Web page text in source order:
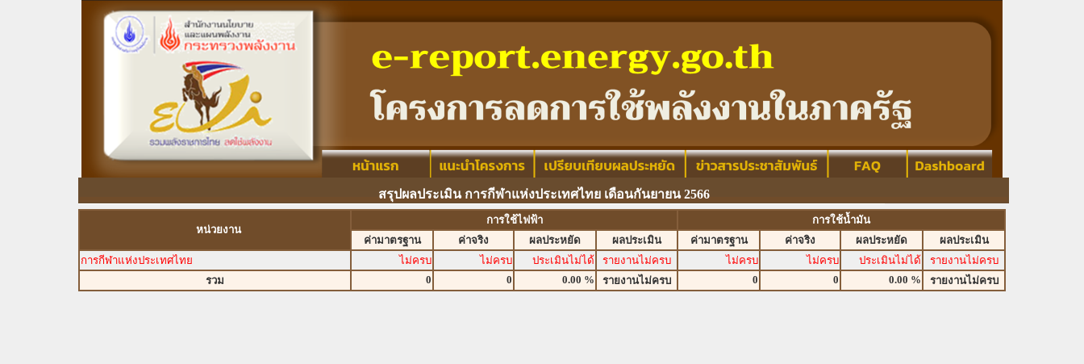
สรุปผลประเมิน การกีฬาแห่งประเทศไทย เดือนกันยายน 2566
หน่วยงาน
การใช้ไฟฟ้า
การใช้น้ำมัน
ค่ามาตรฐาน
ค่าจริง ผลประหยัด ผลประเมิน ค่ามาตรฐาน ค่าจริง ผลประหยัด
ผลประเมิน
การกีฬาแห่งประเทศไทย
ไม่ครบ ไม่ครบ ประเมินไม่ได้ รายงานไม่ครบ ไม่ครบ ไม่ครบ ประเมินไม่ได้
รายงานไม่ครบ
รวม
0 0 0.00 % รายงานไม่ครบ 0 0 0.00 % รายงานไม่ครบ